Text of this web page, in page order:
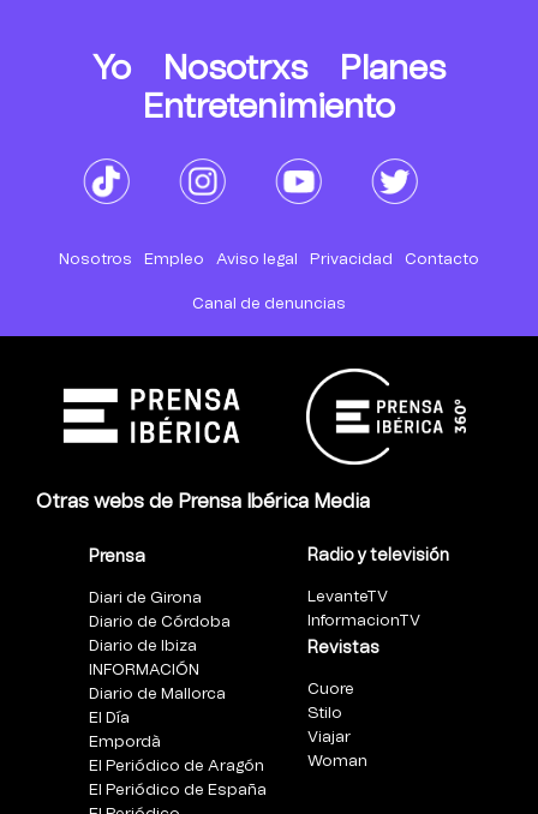
Yo Nosotrxs
Planes
Entretenimiento
Nosotros Empleo Aviso legal Privacidad Contacto
Canal de denuncias
Otras webs de Prensa Ibérica Media
Prensa
Diari de Girona
Diario de Córdoba
Diario de Ibiza
INFORMACIÓN
Diario de Mallorca
El Día
Empordà
El Periódico de Aragón
El Periódico de España
Radio y televisión
LevanteTV
InformacionTV
Revistas
Cuore
Stilo
Viajar
Woman